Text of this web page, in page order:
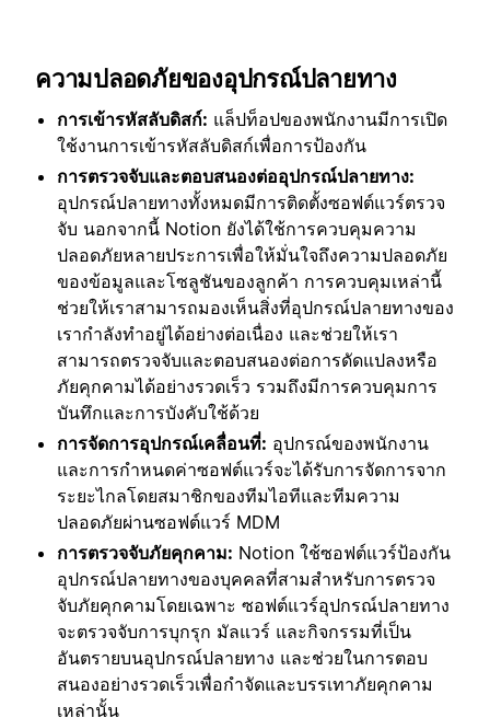
ความปลอดภัยของอุปกรณ์ปลายทาง
การเข้ารหัสลับดิสก์: แล็ปท็อปของพนักงานมีการเปิด
ใช้งานการเข้ารหัสลับดิสก์เพื่อการป้องกัน
การตรวจจับและตอบสนองต่ออุปกรณ์ปลายทาง:
อุปกรณ์ปลายทางทั้งหมดมีการติดตั้งซอฟต์แวร์ตรวจ
จับ นอกจากนี้ Notion ยังได้ใช้การควบคุมความ
ปลอดภัยหลายประการเพื่อให้มั่นใจถึงความปลอดภัย
ของข้อมูลและโซลูชันของลูกค้า การควบคุมเหล่านี้
ช่วยให้เราสามารถมองเห็นสิ่งที่อุปกรณ์ปลายทางของ
เรากำลังทำอยู่ได้อย่างต่อเนื่อง และช่วยให้เรา
สามารถตรวจจับและตอบสนองต่อการดัดแปลงหรือ
ภัยคุกคามได้อย่างรวดเร็ว รวมถึงมีการควบคุมการ
บันทึกและการบังคับใช้ด้วย
การจัดการอุปกรณ์เคลื่อนที่: อุปกรณ์ของพนักงาน
และการกำหนดค่าซอฟต์แวร์จะได้รับการจัดการจาก
ระยะไกลโดยสมาชิกของทีมไอทีและทีมความ
ปลอดภัยผ่านซอฟต์แวร์ MDM
การตรวจจับภัยคุกคาม: Notion ใช้ซอฟต์แวร์ป้องกัน
อุปกรณ์ปลายทางของบุคคลที่สามสำหรับการตรวจ
จับภัยคุกคามโดยเฉพาะ ซอฟต์แวร์อุปกรณ์ปลายทาง
จะตรวจจับการบุกรุก มัลแวร์ และกิจกรรมที่เป็น
อันตรายบนอุปกรณ์ปลายทาง และช่วยในการตอบ
สนองอย่างรวดเร็วเพื่อกำจัดและบรรเทาภัยคุกคาม
เหล่านั้น